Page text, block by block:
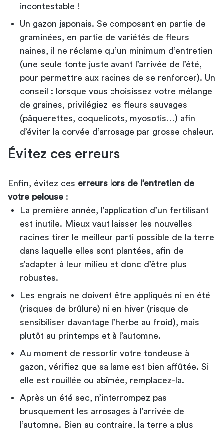
incontestable !
Un gazon japonais. Se composant en partie de
graminées, en partie de variétés de fleurs
naines, il ne réclame qu’un minimum d’entretien
(une seule tonte juste avant l’arrivée de l’été,
pour permettre aux racines de se renforcer). Un
conseil : lorsque vous choisissez votre mélange
de graines, privilégiez les fleurs sauvages
(pâquerettes, coquelicots, myosotis…) afin
d’éviter la corvée d’arrosage par grosse chaleur.
Évitez ces erreurs
Enfin, évitez ces erreurs lors de l’entretien de
votre pelouse :
La première année, l’application d’un fertilisant
est inutile. Mieux vaut laisser les nouvelles
racines tirer le meilleur parti possible de la terre
dans laquelle elles sont plantées, afin de
s’adapter à leur milieu et donc d’être plus
robustes.
Les engrais ne doivent être appliqués ni en été
(risques de brûlure) ni en hiver (risque de
sensibiliser davantage l’herbe au froid), mais
plutôt au printemps et à l’automne.
Au moment de ressortir votre tondeuse à
gazon, vérifiez que sa lame est bien affûtée. Si
elle est rouillée ou abîmée, remplacez-la.
Après un été sec, n’interrompez pas
brusquement les arrosages à l’arrivée de
l’automne. Bien au contraire, la terre a plus